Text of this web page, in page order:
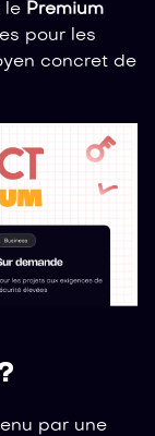
le Premium
pour les
concret de
par une